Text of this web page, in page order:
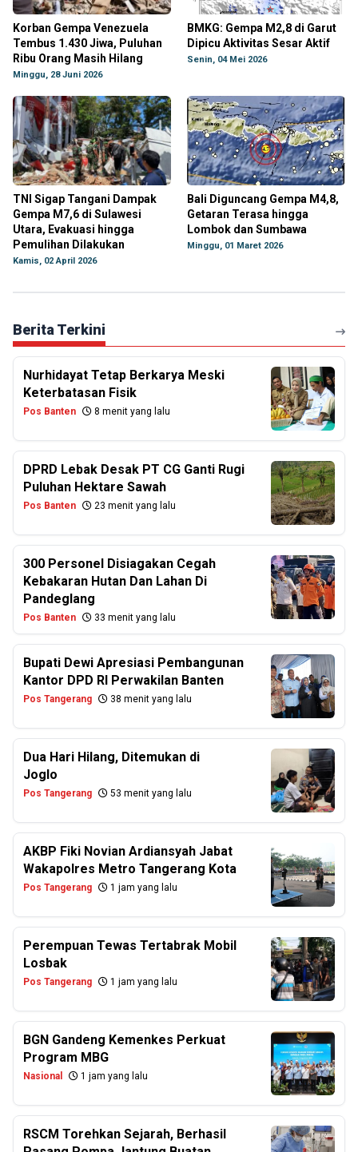
Korban Gempa Venezuela
Tembus 1.430 Jiwa, Puluhan
Ribu Orang Masih Hilang
Minggu, 28 Juni 2026
BMKG: Gempa M2,8 di Garut
Dipicu Aktivitas Sesar Aktif
Senin, 04 Mei 2026
TNI Sigap Tangani Dampak
Gempa M7,6 di Sulawesi
Utara, Evakuasi hingga
Pemulihan Dilakukan
Kamis, 02 April 2026
Bali Diguncang Gempa M4,8,
Getaran Terasa hingga
Lombok dan Sumbawa
Minggu, 01 Maret 2026
Berita Terkini
Nurhidayat Tetap Berkarya Meski
Keterbatasan Fisik
Pos Banten 8 menit yang lalu
DPRD Lebak Desak PT CG Ganti Rugi
Puluhan Hektare Sawah
Pos Banten 23 menit yang lalu
300 Personel Disiagakan Cegah
Kebakaran Hutan Dan Lahan Di
Pandeglang
Pos Banten 33 menit yang lalu
Bupati Dewi Apresiasi Pembangunan
Kantor DPD RI Perwakilan Banten
Pos Tangerang 38 menit yang lalu
Dua Hari Hilang, Ditemukan di
Joglo
Pos Tangerang 53 menit yang lalu
AKBP Fiki Novian Ardiansyah Jabat
Wakapolres Metro Tangerang Kota
Pos Tangerang 1 jam yang lalu
Perempuan Tewas Tertabrak Mobil
Losbak
Pos Tangerang 1 jam yang lalu
BGN Gandeng Kemenkes Perkuat
Program MBG
Nasional 1 jam yang lalu
RSCM Torehkan Sejarah, Berhasil